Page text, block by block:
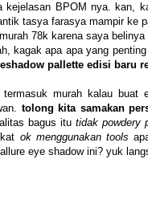
kejelasan BPOM nya. kan,
tasya farasya mampir ke
78k karena saya
kagak apa apa yang
pallette edisi baru
murah kalau buat
tolong kita samakan
bagus itutidak powdery
ok menggunakan tools
eye shadow ini? yuk